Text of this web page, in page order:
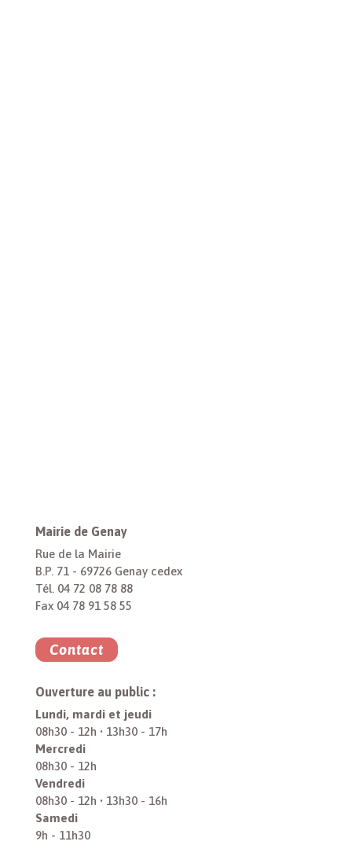
Mairie de Genay
Rue de la Mairie
B.P. 71 - 69726 Genay cedex
Tél. 04 72 08 78 88
Fax 04 78 91 58 55
Contact
Ouverture au public :
Lundi, mardi et jeudi
08h30 - 12h • 13h30 - 17h
Mercredi
08h30 - 12h
Vendredi
08h30 - 12h • 13h30 - 16h
Samedi
9h - 11h30